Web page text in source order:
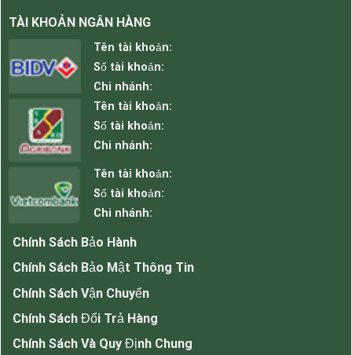
TÀI KHOẢN NGÂN HÀNG
Tên tài khoản:
Số tài khoản:
Chi nhánh:
Tên tài khoản:
Số tài khoản:
Chi nhánh:
Tên tài khoản:
Số tài khoản:
Chi nhánh:
Chính Sách Bảo Hành
Chính Sách Bảo Mật Thông Tin
Chính Sách Vận Chuyển
Chính Sách Đổi Trả Hàng
Chính Sách Và Quy Định Chung